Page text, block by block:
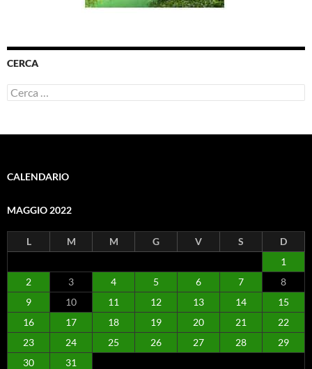
CERCA
Ricerca
per:
CALENDARIO
MAGGIO 2022
L M M G V S
D
1
2
3 4 5 6 7
8
9
10 11 12 13 14
15
16
17 18 19 20 21
22
23
24 25 26 27 28
29
30
31